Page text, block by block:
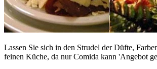
Lassen Sie sich in den Strudel der Düfte,
feinen Küche, da nur Comida kann 'Angebot